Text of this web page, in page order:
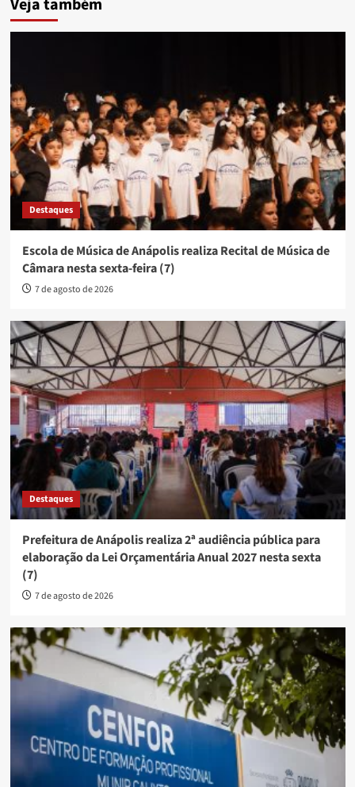
Veja também
Destaques
Escola de Música de Anápolis realiza Recital de Música de
Câmara nesta sexta-feira (7)
7 de agosto de 2026
Destaques
Prefeitura de Anápolis realiza 2ª audiência pública para
elaboração da Lei Orçamentária Anual 2027 nesta sexta
(7)
7 de agosto de 2026